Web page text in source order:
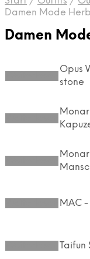
Damen Mode
Damen
Opus
stone
MAC -